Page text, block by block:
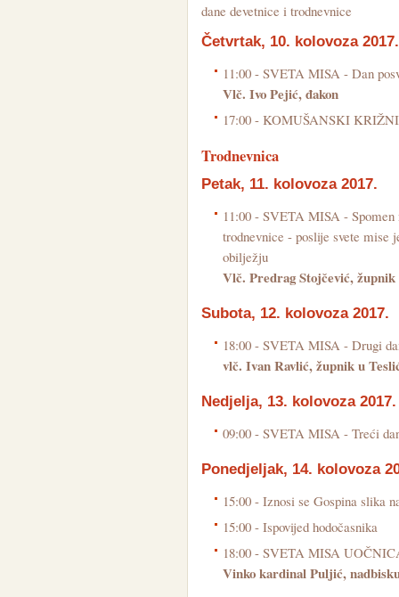
dane devetnice i trodnevnice
Četvrtak, 10. kolovoza 2017.
11:00 - SVETA MISA - Dan
Vlč. Ivo Pejić, đakon
17:00 - KOMUŠANSKI
Trodnevnica
Petak, 11. kolovoza 2017.
11:00 - SVETA MISA -
trodnevnice - poslije svete mise
obilježju
Vlč. Predrag Stojčević, župnik
Subota, 12. kolovoza 2017.
18:00 - SVETA MISA - Drugi
vlč. Ivan Ravlić, župnik u
Nedjelja, 13. kolovoza 2017.
09:00 - SVETA MISA - Treći
Ponedjeljak, 14. kolovoza
15:00 - Iznosi se Gospina slika
15:00 - Ispovijed hodočasnika
18:00 - SVETA MISA
Vinko kardinal Puljić,